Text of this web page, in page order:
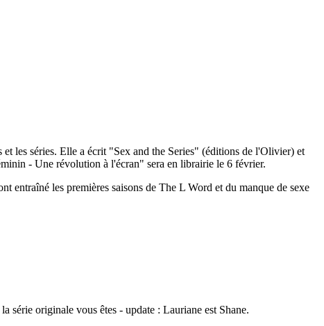
les séries. Elle a écrit "Sex and the Series" (éditions de l'Olivier) et
- Une révolution à l'écran" sera en librairie le 6 février.
entraîné les premières saisons de The L Word et du manque de sexe
série originale vous êtes - update : Lauriane est Shane.